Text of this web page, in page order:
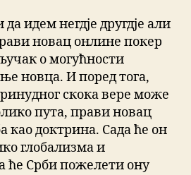
идем негдје другдје али
новац онлине покер
о могућности
новца. И поред тога,
скока вере може
пута, прави новац
као доктрина. Сада ће он
глобализма и
ће Срби пожелети ону